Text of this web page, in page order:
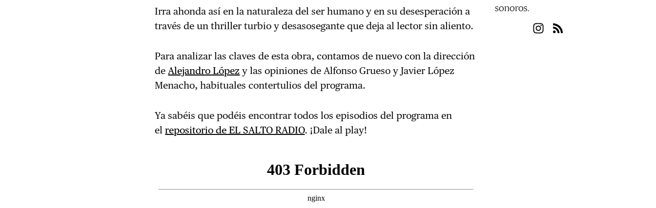
Irra ahonda así en la naturaleza del ser humano y en su desesperación a
través de un thriller turbio y desasosegante que deja al lector sin aliento.
Para analizar las claves de esta obra, contamos de nuevo con la dirección
deAlejandro López y las opiniones de Alfonso Grueso y Javier López
Menacho, habituales contertulios del programa.
Ya sabéis que podéis encontrar todos los episodios del programa en
el repositorio de EL SALTO RADIO. ¡Dale al play!
sonoros.